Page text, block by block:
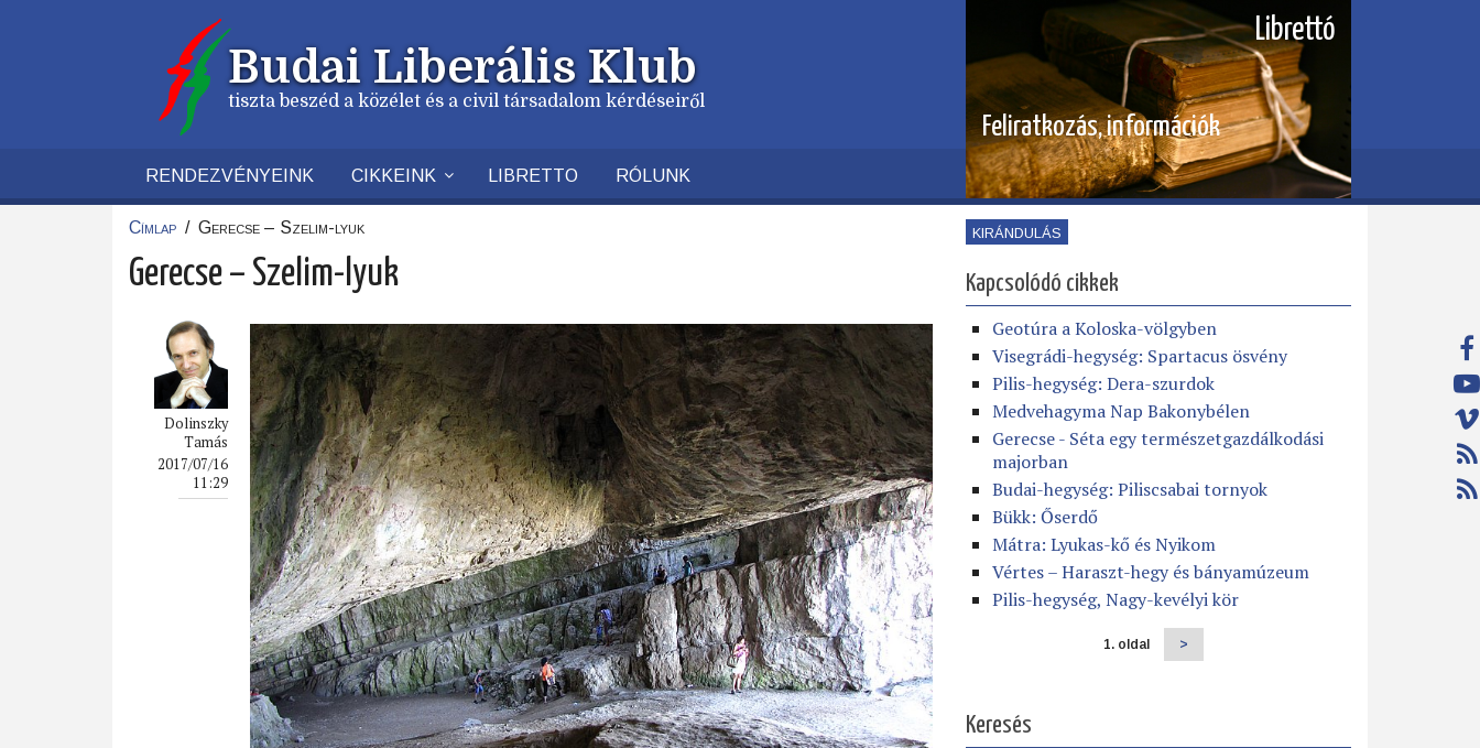
Budai Liberális Klub
tiszta beszéd a közélet és a civil társadalom kérdéseiről
Librettó
Feliratkozás, információk
RENDEZVÉNYEINK CIKKEINK LIBRETTO RÓLUNK
Címlap / Gerecse – Szelim-lyuk
Gerecse – Szelim-lyuk
Dolinszky
Tamás
2017/07/16
11:29
KIRÁNDULÁS
Kapcsolódó cikkek
Geotúra a Koloska-völgyben
Visegrádi-hegység: Spartacus ösvény
Pilis-hegység: Dera-szurdok
Medvehagyma Nap Bakonybélen
Gerecse - Séta egy természetgazdálkodási
majorban
Budai-hegység: Piliscsabai tornyok
Bükk: Őserdő
Mátra: Lyukas-kő és Nyikom
Vértes – Haraszt-hegy és bányamúzeum
Pilis-hegység, Nagy-kevélyi kör
1. oldal
Következő
oldal
>
Keresés